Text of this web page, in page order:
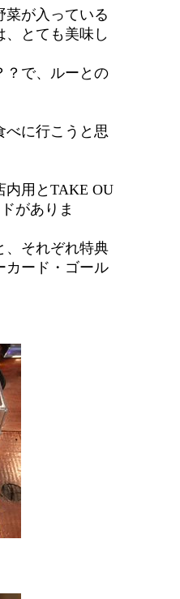
菜が入っている
、とても美味し
？で、ルーとの
べに行こうと思
内用とTAKE OU
がありま
、それぞれ特典
カード・ゴール